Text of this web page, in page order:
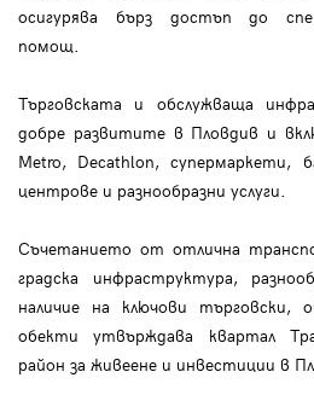
осигурява бърз достъп до
помощ.
Търговската и обслужваща
добре развитите в Пловдив и
Metro, Decathlon, супермаркети,
центрове и разнообразни услуги.
Съчетанието от отлична
градска инфраструктура,
наличие на ключови търговски,
обекти утвърждава квартал
район за живеене и инвестиции в